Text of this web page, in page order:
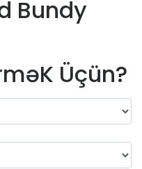
Bundy
Üçün?